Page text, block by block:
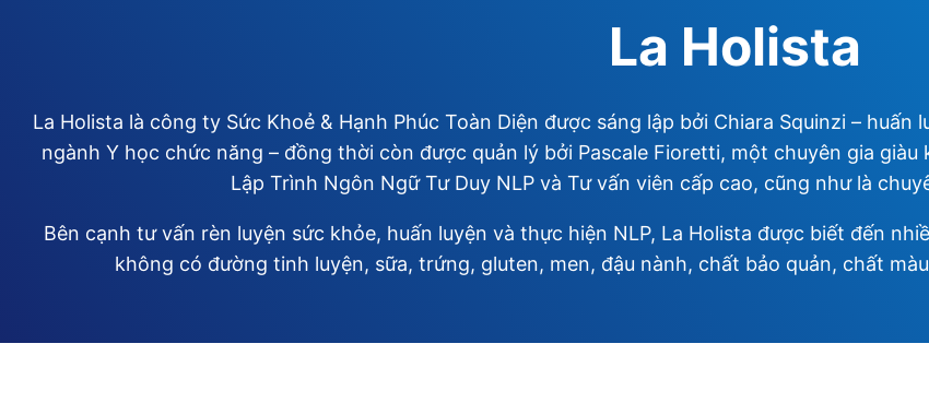
La Holista
La Holista là công ty Sức Khoẻ & Hạnh Phúc Toàn Diện được sáng lập bởi Chiara Squinzi –
ngành Y học chức năng – đồng thời còn được quản lý bởi Pascale Fioretti, một chuyên gia
Lập Trình Ngôn Ngữ Tư Duy NLP và Tư vấn viên cấp cao, cũng như là
Bên cạnh tư vấn rèn luyện sức khỏe, huấn luyện và thực hiện NLP, La Holista được biết đến
không có đường tinh luyện, sữa, trứng, gluten, men, đậu nành, chất bảo quản, chất